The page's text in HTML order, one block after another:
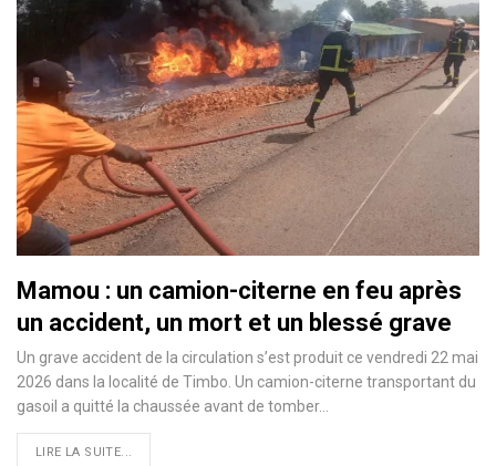
Mamou : un camion-citerne en feu après
un accident, un mort et un blessé grave
Un grave accident de la circulation s’est produit ce vendredi 22 mai
2026 dans la localité de Timbo. Un camion-citerne transportant du
gasoil a quitté la chaussée avant de tomber…
LIRE LA SUITE...